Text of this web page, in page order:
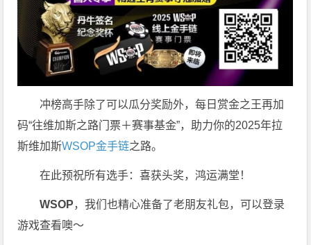
冲榜高手除了可以瓜分奖励外，每日赏金之王再加
码“往维加斯之路门票＋赛事基金”，助力你的2025年拉
斯维加斯WSOP金手链之路。
在此预祝所有选手：喜获头奖，鸿运满堂！
WSOP，我们也精心准备了老朋友礼包，可以登录
游戏查看噢～